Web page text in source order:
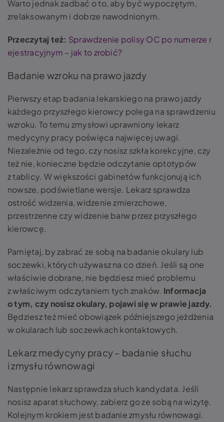
Warto jednak zadbać o to, aby być wypoczętym,
zrelaksowanym i dobrze nawodnionym.
Przeczytaj też: Sprawdzenie polisy OC po numerze r
ejestracyjnym – jak to zrobić?
Badanie wzroku na prawo jazdy
Pierwszy etap badania lekarskiego na prawo jazdy
każdego przyszłego kierowcy polega na sprawdzeniu
wzroku. To temu zmysłowi uprawniony lekarz
medycyny pracy poświęca najwięcej uwagi.
Niezależnie od tego, czy nosisz szkła korekcyjne, czy
też nie, konieczne będzie odczytanie optotypów
z tablicy. W większości gabinetów funkcjonują ich
nowsze, podświetlane wersje. Lekarz sprawdza
ostrość widzenia, widzenie zmierzchowe,
przestrzenne czy widzenie barw przez przyszłego
kierowcę.
Pamiętaj, by zabrać ze sobą na badanie okulary lub
soczewki, których używasz na co dzień. Jeśli są one
właściwie dobrane, nie będziesz mieć problemu
z właściwym odczytaniem tych znaków. Informacja
o tym, czy nosisz okulary, pojawi się w prawie jazdy.
Będziesz też mieć obowiązek późniejszego jeżdżenia
w okularach lub soczewkach kontaktowych.
Lekarz medycyny pracy – badanie słuchu
i zmysłu równowagi
Następnie lekarz sprawdza słuch kandydata. Jeśli
nosisz aparat słuchowy, zabierz go ze sobą na wizytę.
Kolejnym krokiem jest badanie zmysłu równowagi.